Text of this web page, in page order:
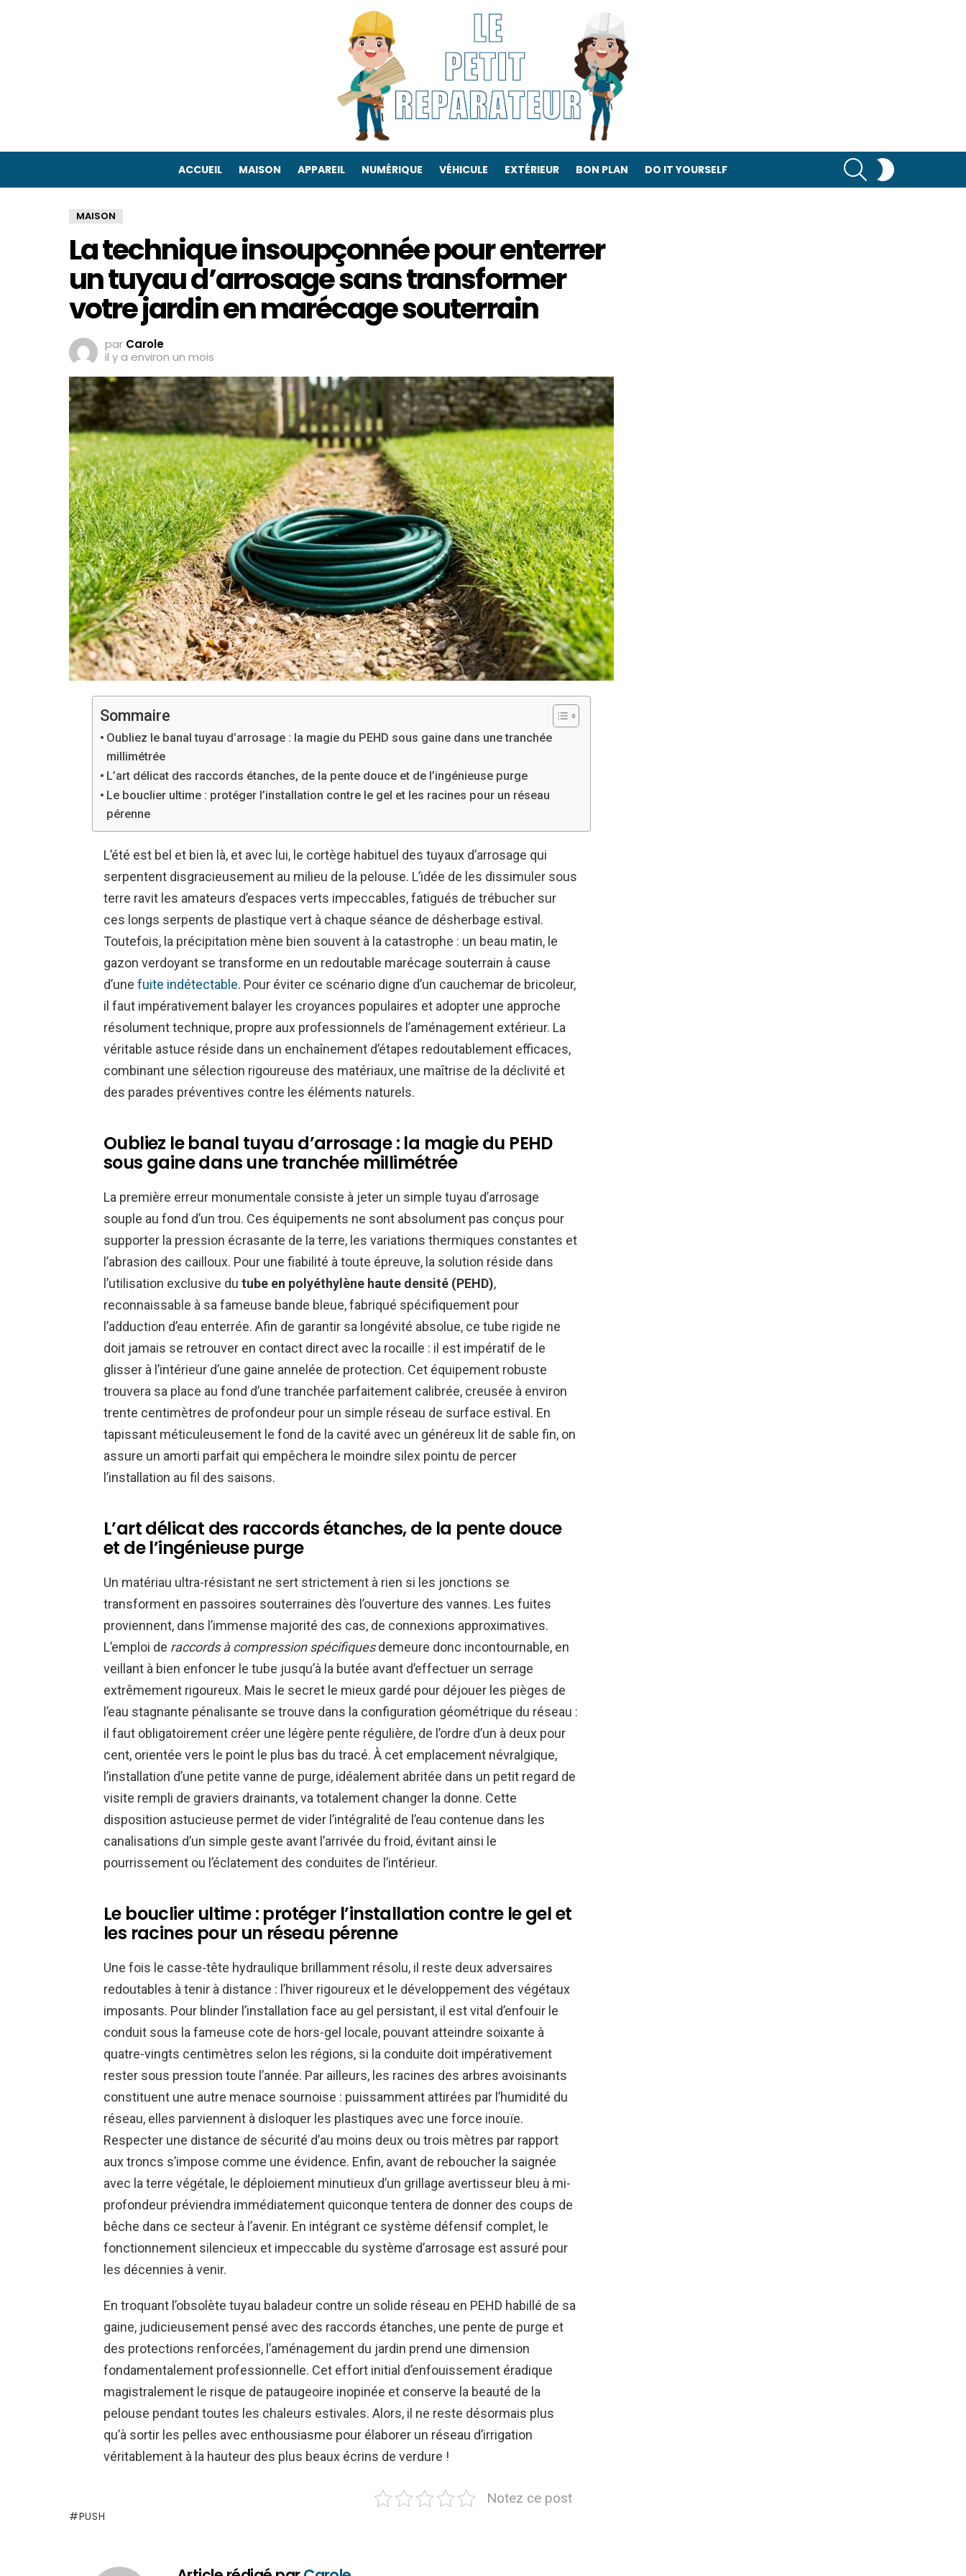
ACCUEIL MAISON APPAREIL NUMÉRIQUE VÉHICULE EXTÉRIEUR BON PLAN DO IT YOURSELF
RECHERCHER
MAISON
La technique insoupçonnée pour enterrer
un tuyau d’arrosage sans transformer
votre jardin en marécage souterrain
par Carole
il y a environ un mois
Sommaire
Oubliez le banal tuyau d’arrosage : la magie du PEHD sous gaine dans une tranchée
millimétrée
L’art délicat des raccords étanches, de la pente douce et de l’ingénieuse purge
Le bouclier ultime : protéger l’installation contre le gel et les racines pour un réseau
pérenne
L’été est bel et bien là, et avec lui, le cortège habituel des tuyaux d’arrosage qui
serpentent disgracieusement au milieu de la pelouse. L’idée de les dissimuler sous
terre ravit les amateurs d’espaces verts impeccables, fatigués de trébucher sur
ces longs serpents de plastique vert à chaque séance de désherbage estival.
Toutefois, la précipitation mène bien souvent à la catastrophe : un beau matin, le
gazon verdoyant se transforme en un redoutable marécage souterrain à cause
d’une fuite indétectable. Pour éviter ce scénario digne d’un cauchemar de bricoleur,
il faut impérativement balayer les croyances populaires et adopter une approche
résolument technique, propre aux professionnels de l’aménagement extérieur. La
véritable astuce réside dans un enchaînement d’étapes redoutablement efficaces,
combinant une sélection rigoureuse des matériaux, une maîtrise de la déclivité et
des parades préventives contre les éléments naturels.
Oubliez le banal tuyau d’arrosage : la magie du PEHD
sous gaine dans une tranchée millimétrée
La première erreur monumentale consiste à jeter un simple tuyau d’arrosage
souple au fond d’un trou. Ces équipements ne sont absolument pas conçus pour
supporter la pression écrasante de la terre, les variations thermiques constantes et
l’abrasion des cailloux. Pour une fiabilité à toute épreuve, la solution réside dans
l’utilisation exclusive du tube en polyéthylène haute densité (PEHD),
reconnaissable à sa fameuse bande bleue, fabriqué spécifiquement pour
l’adduction d’eau enterrée. Afin de garantir sa longévité absolue, ce tube rigide ne
doit jamais se retrouver en contact direct avec la rocaille : il est impératif de le
glisser à l’intérieur d’une gaine annelée de protection. Cet équipement robuste
trouvera sa place au fond d’une tranchée parfaitement calibrée, creusée à environ
trente centimètres de profondeur pour un simple réseau de surface estival. En
tapissant méticuleusement le fond de la cavité avec un généreux lit de sable fin, on
assure un amorti parfait qui empêchera le moindre silex pointu de percer
l’installation au fil des saisons.
L’art délicat des raccords étanches, de la pente douce
et de l’ingénieuse purge
Un matériau ultra-résistant ne sert strictement à rien si les jonctions se
transforment en passoires souterraines dès l’ouverture des vannes. Les fuites
proviennent, dans l’immense majorité des cas, de connexions approximatives.
L’emploi de raccords à compression spécifiquesdemeure donc incontournable, en
veillant à bien enfoncer le tube jusqu’à la butée avant d’effectuer un serrage
extrêmement rigoureux. Mais le secret le mieux gardé pour déjouer les pièges de
l’eau stagnante pénalisante se trouve dans la configuration géométrique du réseau :
il faut obligatoirement créer une légère pente régulière, de l’ordre d’un à deux pour
cent, orientée vers le point le plus bas du tracé. À cet emplacement névralgique,
l’installation d’une petite vanne de purge, idéalement abritée dans un petit regard de
visite rempli de graviers drainants, va totalement changer la donne. Cette
disposition astucieuse permet de vider l’intégralité de l’eau contenue dans les
canalisations d’un simple geste avant l’arrivée du froid, évitant ainsi le
pourrissement ou l’éclatement des conduites de l’intérieur.
Le bouclier ultime : protéger l’installation contre le gel et
les racines pour un réseau pérenne
Une fois le casse-tête hydraulique brillamment résolu, il reste deux adversaires
redoutables à tenir à distance : l’hiver rigoureux et le développement des végétaux
imposants. Pour blinder l’installation face au gel persistant, il est vital d’enfouir le
conduit sous la fameuse cote de hors-gel locale, pouvant atteindre soixante à
quatre-vingts centimètres selon les régions, si la conduite doit impérativement
rester sous pression toute l’année. Par ailleurs, les racines des arbres avoisinants
constituent une autre menace sournoise : puissamment attirées par l’humidité du
réseau, elles parviennent à disloquer les plastiques avec une force inouïe.
Respecter une distance de sécurité d’au moins deux ou trois mètres par rapport
aux troncs s’impose comme une évidence. Enfin, avant de reboucher la saignée
avec la terre végétale, le déploiement minutieux d’un grillage avertisseur bleu à mi-
profondeur préviendra immédiatement quiconque tentera de donner des coups de
bêche dans ce secteur à l’avenir. En intégrant ce système défensif complet, le
fonctionnement silencieux et impeccable du système d’arrosage est assuré pour
les décennies à venir.
En troquant l’obsolète tuyau baladeur contre un solide réseau en PEHD habillé de sa
gaine, judicieusement pensé avec des raccords étanches, une pente de purge et
des protections renforcées, l’aménagement du jardin prend une dimension
fondamentalement professionnelle. Cet effort initial d’enfouissement éradique
magistralement le risque de pataugeoire inopinée et conserve la beauté de la
pelouse pendant toutes les chaleurs estivales. Alors, il ne reste désormais plus
qu’à sortir les pelles avec enthousiasme pour élaborer un réseau d’irrigation
véritablement à la hauteur des plus beaux écrins de verdure !
Notez ce post
PUSH